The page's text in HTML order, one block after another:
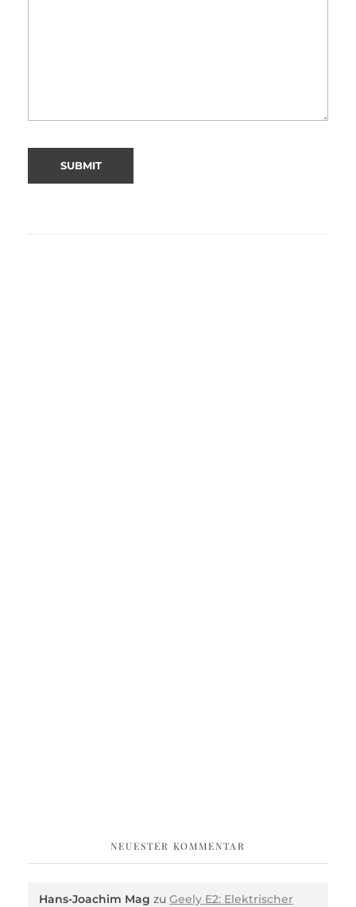
NEUESTER KOMMENTAR
Hans-Joachim Mag zu Geely E2: Elektrischer